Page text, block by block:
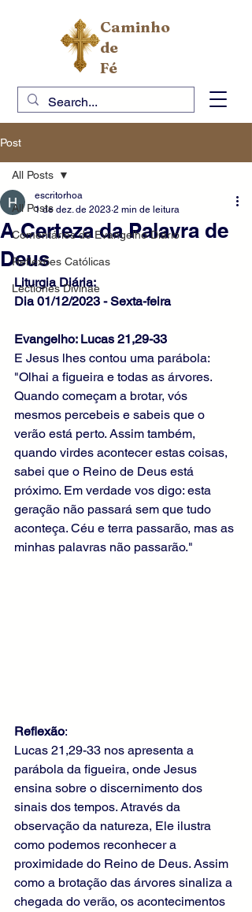
Caminho
de
Fé
Post
All Posts
Comentários do Evangelho Diário
Reflexões Católicas
Lectiones Divinae
All Posts
A Certeza da Palavra de
Deus
escritorhoa
1 de dez. de 2023 2 min de leitura
Liturgia Diária:
Dia 01/12/2023 - Sexta-feira
Evangelho: Lucas 21,29-33
E Jesus lhes contou uma parábola:
"Olhai a figueira e todas as árvores.
Quando começam a brotar, vós
mesmos percebeis e sabeis que o
verão está perto. Assim também,
quando virdes acontecer estas coisas,
sabei que o Reino de Deus está
próximo. Em verdade vos digo: esta
geração não passará sem que tudo
aconteça. Céu e terra passarão, mas as
minhas palavras não passarão."
Reflexão:
Lucas 21,29-33 nos apresenta a
parábola da figueira, onde Jesus
ensina sobre o discernimento dos
sinais dos tempos. Através da
observação da natureza, Ele ilustra
como podemos reconhecer a
proximidade do Reino de Deus. Assim
como a brotação das árvores sinaliza a
chegada do verão, os acontecimentos